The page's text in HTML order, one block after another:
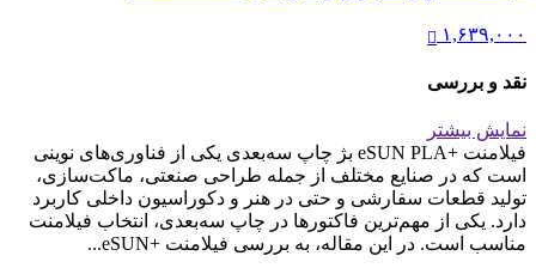
۱,۶۳۹,۰۰۰
نقد و بررسی
نمایش بیشتر
فیلامنت +eSUN PLA بژ چاپ سه‌بعدی یکی از فناوری‌های نوینی
است که در صنایع مختلف از جمله طراحی صنعتی، ماکت‌سازی،
تولید قطعات سفارشی و حتی در هنر و دکوراسیون داخلی کاربرد
دارد. یکی از مهم‌ترین فاکتورها در چاپ سه‌بعدی، انتخاب فیلامنت
مناسب است. در این مقاله، به بررسی فیلامنت +eSUN...